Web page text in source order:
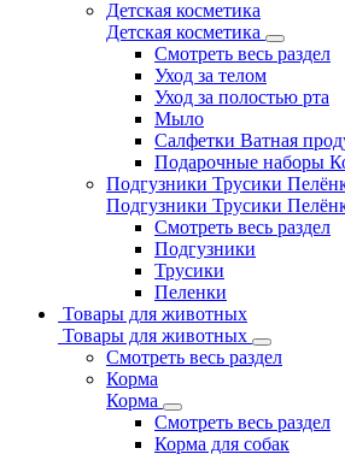
Детская косметика
Детская косметика
Смотреть весь раздел
Уход за телом
Уход за полостью рта
Мыло
Салфетки Ватная
Подарочные наборы
Подгузники Трусики
Подгузники Трусики
Смотреть весь раздел
Подгузники
Трусики
Пеленки
Товары для животных
Товары для животных
Смотреть весь раздел
Корма
Корма
Смотреть весь раздел
Корма для собак